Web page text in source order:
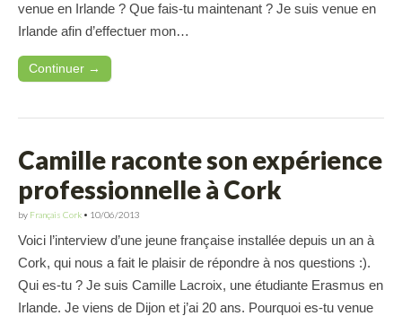
venue en Irlande ? Que fais-tu maintenant ? Je suis venue en
Irlande afin d’effectuer mon…
Continuer →
Camille raconte son expérience
professionnelle à Cork
by Français Cork • 10/06/2013
Voici l’interview d’une jeune française installée depuis un an à
Cork, qui nous a fait le plaisir de répondre à nos questions :).
Qui es-tu ? Je suis Camille Lacroix, une étudiante Erasmus en
Irlande. Je viens de Dijon et j’ai 20 ans. Pourquoi es-tu venue